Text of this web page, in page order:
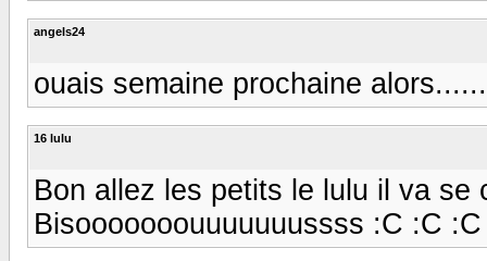
angels24
ouais semaine prochaine
16 lulu
Bon allez les petits le lulu il va se
Bisooooooouuuuuuussss :C :C :C